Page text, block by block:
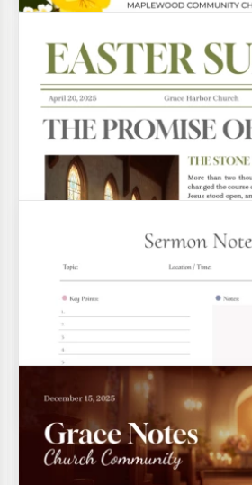
Kirchen-Faltblatt
Übermitteln Sie effektiv
Mission Ihrer Gemeinde und
unserem Kirchenbroschüren-